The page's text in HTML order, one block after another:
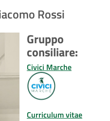
Rossi
Gruppo
consiliare:
Civici Marche
Curriculum vitae